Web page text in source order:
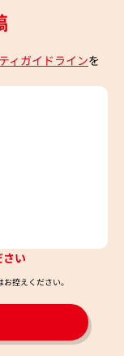
ィガイドラインを
い
控えください。​